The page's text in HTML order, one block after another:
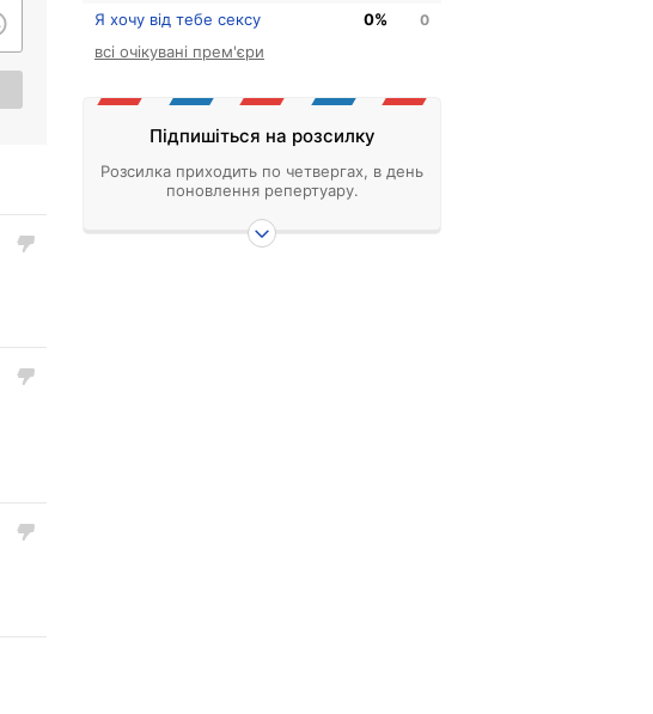
Я хочу від тебе сексу 0% 0
всі очікувані прем'єри
Підпишіться на розсилку
Розсилка приходить по четвергах, в день
поновлення репертуару.